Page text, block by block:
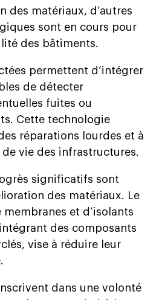
des matériaux, d’autres
sont en cours pour
des bâtiments.
permettent d’intégrer
de détecter
fuites ou
Cette technologie
réparations lourdes et à
vie des infrastructures.
significatifs sont
des matériaux. Le
et d’isolants
des composants
vise à réduire leur
dans une volonté